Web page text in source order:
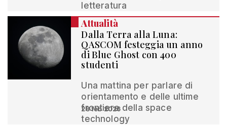
letteratura
Attualità
Dalla Terra alla Luna:
QASCOM festeggia un anno
di Blue Ghost con 400
studenti
Una mattina per parlare di
orientamento e delle ultime
frontiere della space
technology
28 feb 2026